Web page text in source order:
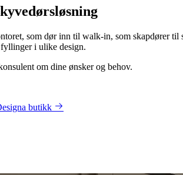
som dør inn til walk-in, som skapdører
i ulike design.
om dine ønsker og behov.
butikk